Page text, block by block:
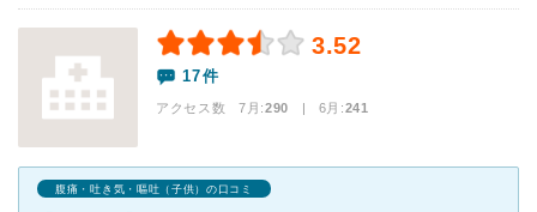
3.52
17件
アクセス数 7月:290 | 6月:241
腹痛・吐き気・嘔吐（子供）の口コミ